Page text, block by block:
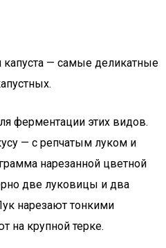
— самые деликатные
ферментации этих видов.
— с репчатым луком и
нарезанной цветной
две луковицы и два
нарезают тонкими
на крупной терке.